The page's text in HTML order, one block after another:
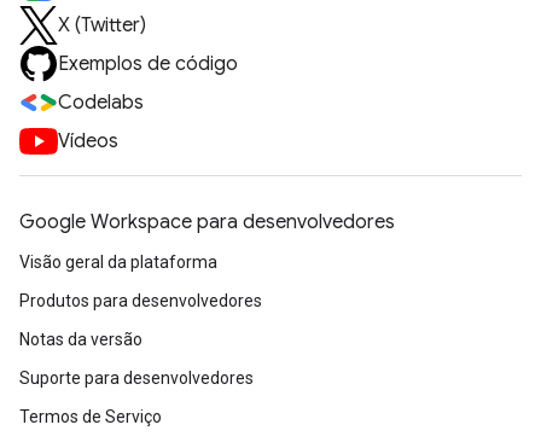
X (Twitter)
Exemplos de código
Codelabs
Vídeos
Google Workspace para desenvolvedores
Visão geral da plataforma
Produtos para desenvolvedores
Notas da versão
Suporte para desenvolvedores
Termos de Serviço